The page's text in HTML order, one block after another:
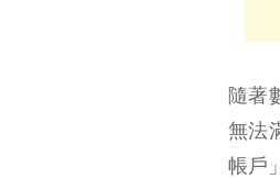
隨著
無法
帳戶